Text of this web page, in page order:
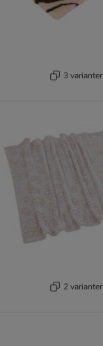
3 varianter
2 varianter